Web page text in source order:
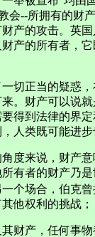
会--所拥有的财
产的攻击。英
产的所有者，
正当的疑惑，
。财产可以说
得到法律的界
人类既可能进
来说，财产意
有者的财产乃
个场合，伯克
他权利的挑战；
产，任何事物